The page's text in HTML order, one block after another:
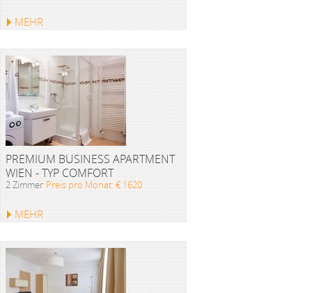
MEHR
PREMIUM BUSINESS APARTMENT
WIEN - TYP COMFORT
2 Zimmer Preis pro Monat: € 1620
MEHR